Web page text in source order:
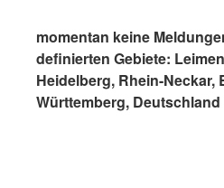
momentan keine
definierten Gebiete:
Heidelberg, Rhein-Neckar,
Württemberg, Deutschland